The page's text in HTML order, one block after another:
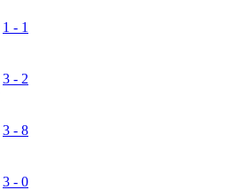
1 - 1
3 - 2
3 - 8
3 - 0